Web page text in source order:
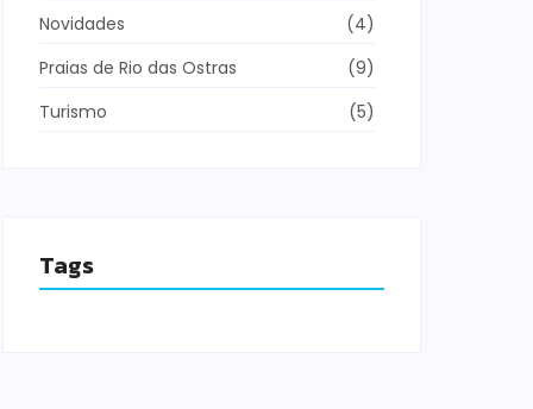
Novidades
(4)
Praias de Rio das Ostras
(9)
Turismo
(5)
Tags